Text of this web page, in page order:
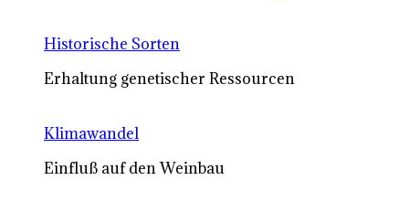
Historische Sorten
Erhaltung genetischer Ressourcen
Klimawandel
Einfluß auf den Weinbau